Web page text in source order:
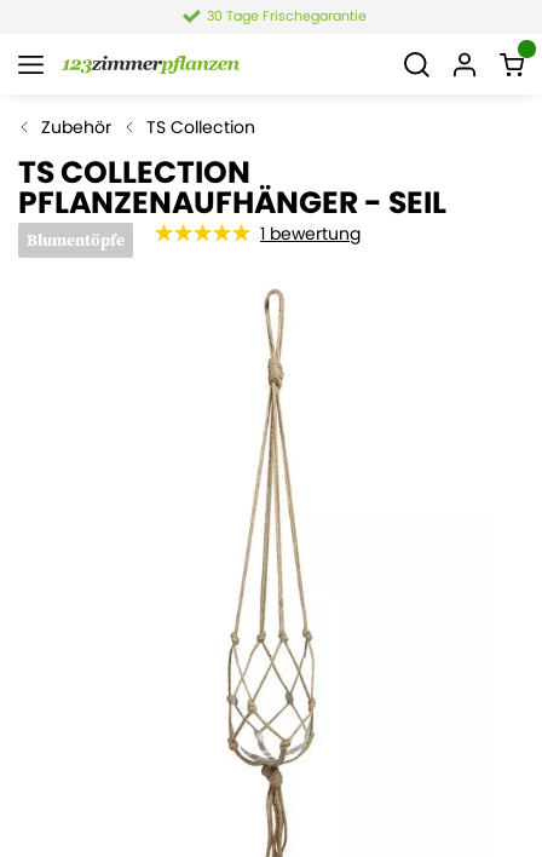
30 Tage Frischegarantie
Zubehör TS Collection
TS COLLECTION
PFLANZENAUFHÄNGER - SEIL
Blumentöpfe 1 bewertung